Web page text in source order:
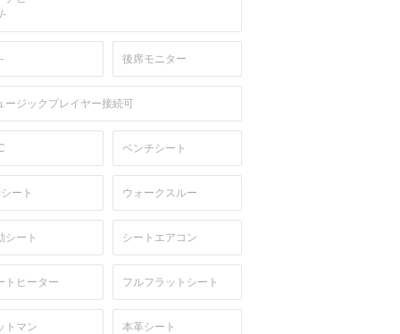
後席モニター
ージックプレイヤー接続可
ベンチシート
ート ウォークスルー
シート シートエアコン
トヒーター フルフラットシート
トマン 本革シート